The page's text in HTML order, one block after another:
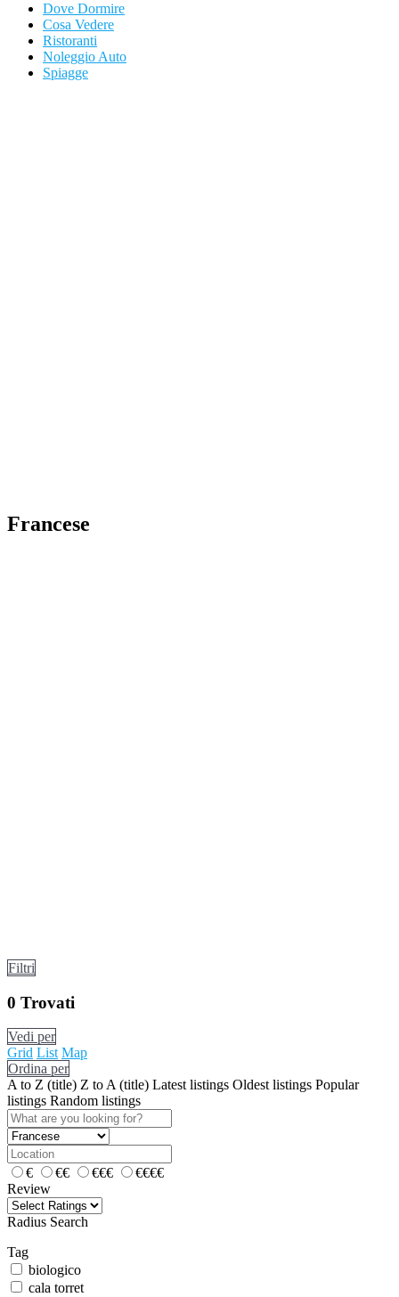
Dove Dormire
Cosa Vedere
Ristoranti
Noleggio Auto
Spiagge
Francese
Filtri
0 Trovati
Vedi per
Grid List Map
Ordina per
A to Z (title) Z to A (title) Latest listings Oldest listings Popular
listings Random listings
€ €€ €€€
€€€€
Review
Radius Search
Tag
biologico
cala torret